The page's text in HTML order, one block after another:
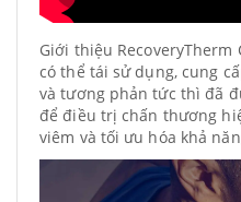
Giới thiệu
có thể tái sử dụng, cung
và tương phản tức thì đã
để điều trị chấn thương
viêm và tối ưu hóa khả